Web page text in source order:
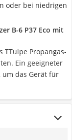
oder bei niedrigen
B-6 P37 Eco mit
TTulpe Propangas-
Ein geeigneter
um das Gerät für